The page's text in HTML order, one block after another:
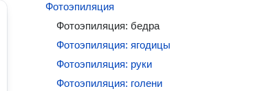
Фотоэпиляция
Фотоэпиляция: бедра
Фотоэпиляция: ягодицы
Фотоэпиляция: руки
Фотоэпиляция: голени